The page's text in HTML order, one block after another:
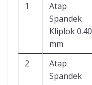
1
Atap
Spandek
Kliplok 0.40
mm
2
Atap
Spandek